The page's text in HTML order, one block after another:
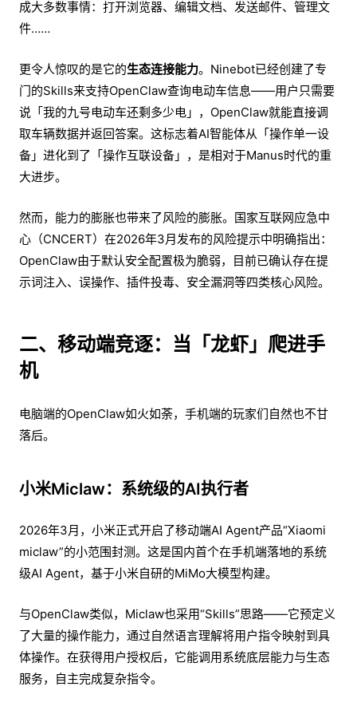
成大多数事情：打开浏览器、编辑文档、发送邮件、管理文
件……
更令人惊叹的是它的生态连接能力。Ninebot已经创建了专
门的Skills来支持OpenClaw查询电动车信息——用户只需要
说「我的九号电动车还剩多少电」，OpenClaw就能直接调
取车辆数据并返回答案。这标志着AI智能体从「操作单一设
备」进化到了「操作互联设备」，是相对于Manus时代的重
大进步。
然而，能力的膨胀也带来了风险的膨胀。国家互联网应急中
心（CNCERT）在2026年3月发布的风险提示中明确指出：
OpenClaw由于默认安全配置极为脆弱，目前已确认存在提
示词注入、误操作、插件投毒、安全漏洞等四类核心风险。
二、移动端竞逐：当「龙虾」爬进手
机
电脑端的OpenClaw如火如荼，手机端的玩家们自然也不甘
落后。
小米Miclaw：系统级的AI执行者
2026年3月，小米正式开启了移动端AI Agent产品“Xiaomi
miclaw”的小范围封测。这是国内首个在手机端落地的系统
级AI Agent，基于小米自研的MiMo大模型构建。
与OpenClaw类似，Miclaw也采用“Skills”思路——它预定义
了大量的操作能力，通过自然语言理解将用户指令映射到具
体操作。在获得用户授权后，它能调用系统底层能力与生态
服务，自主完成复杂指令。